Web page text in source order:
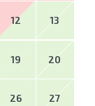
12 13
19 20
26 27